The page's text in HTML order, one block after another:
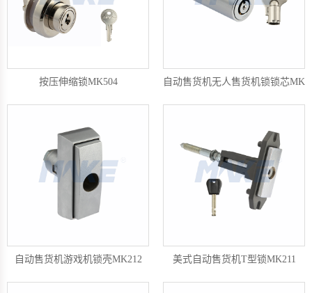
按压伸缩锁MK504 自动售货机无人售货机锁锁芯
自动售货机游戏机锁壳MK212 美式自动售货机T型锁MK211